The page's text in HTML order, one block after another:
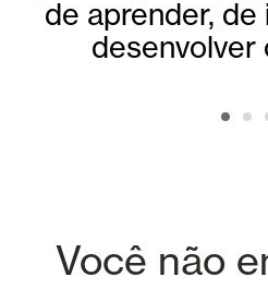
de aprender,
desenvolver
Você não